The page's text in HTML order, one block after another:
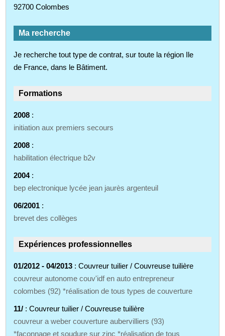
92700 Colombes
Ma recherche
Je recherche tout type de contrat, sur toute la région Ile
de France, dans le Bâtiment.
Formations
2008 :
initiation aux premiers secours
2008 :
habilitation électrique b2v
2004:
bep electronique lycée jean jaurès argenteuil
06/2001 :
brevet des collèges
Expériences professionnelles
01/2012 - 04/2013 : Couvreur tuilier / Couvreuse tuilière
couvreur autonome couv'idf en auto entrepreneur
colombes (92) *réalisation de tous types de couverture
11/ : Couvreur tuilier / Couvreuse tuilière
couvreur a weber couverture aubervilliers (93)
*façonnage et soudure sur zinc *réalisation de tous